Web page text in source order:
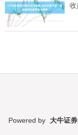
Powered by 大牛证